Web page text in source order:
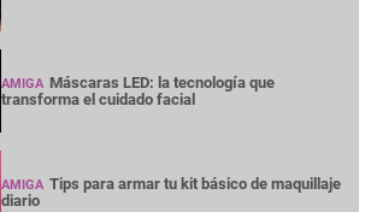
AMIGA Máscaras LED: la tecnología que
transforma el cuidado facial
AMIGA Tips para armar tu kit básico de maquillaje
diario